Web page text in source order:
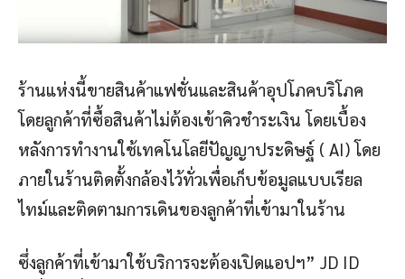
ร้านแห่งนี้ขายสินค้าแฟชั่นและสินค้าอุปโภคบริโภค
โดยลูกค้าที่ซื้อสินค้าไม่ต้องเข้าคิวชำระเงิน โดยเบื้อง
หลังการทำงานใช้เทคโนโลยีปัญญาประดิษฐ์ ( AI) โดย
ภายในร้านติดตั้งกล้องไว้ทั่วเพื่อเก็บข้อมูลแบบเรียล
ไทม์และติดตามการเดินของลูกค้าที่เข้ามาในร้าน
ซึ่งลูกค้าที่เข้ามาใช้บริการจะต้องเปิดแอปฯ” JD ID